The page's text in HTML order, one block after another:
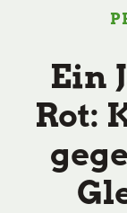
Ein
Rot: